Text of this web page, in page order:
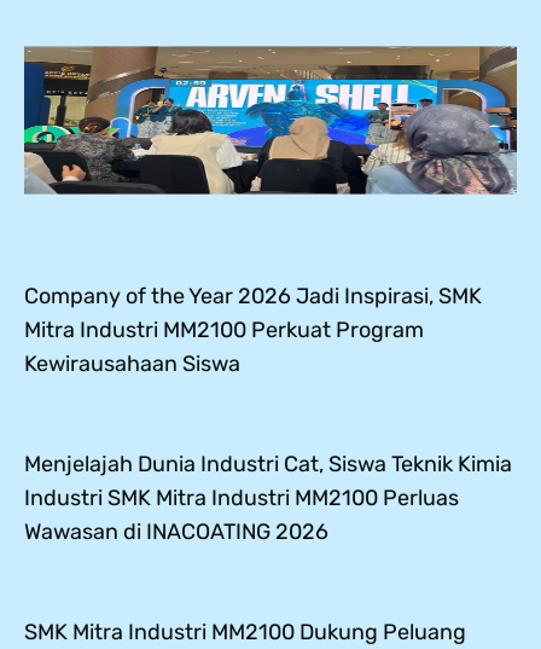
Company of the Year 2026 Jadi Inspirasi, SMK
Mitra Industri MM2100 Perkuat Program
Kewirausahaan Siswa
Menjelajah Dunia Industri Cat, Siswa Teknik Kimia
Industri SMK Mitra Industri MM2100 Perluas
Wawasan di INACOATING 2026
SMK Mitra Industri MM2100 Dukung Peluang